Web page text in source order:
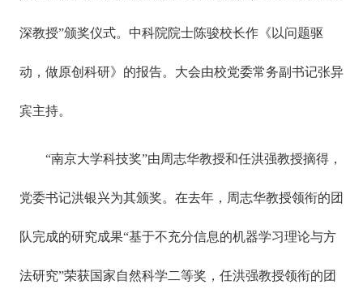
深教授”颁奖仪式。中科院院士陈骏校长作《以问题驱
动，做原创科研》的报告。大会由校党委常务副书记张异
宾主持。
“南京大学科技奖”由周志华教授和任洪强教授摘得，
党委书记洪银兴为其颁奖。在去年，周志华教授领衔的团
队完成的研究成果“基于不充分信息的机器学习理论与方
法研究”荣获国家自然科学二等奖，任洪强教授领衔的团